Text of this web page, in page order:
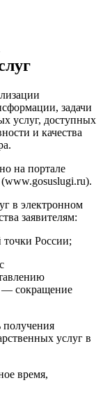
задачи
услуг, доступных
и качества
на портале
в электронном
заявителям:
России;
— сокращение
услуг в
время,